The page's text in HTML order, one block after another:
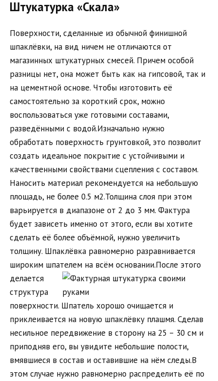
Штукатурка «Скала»
Поверхности, сделанные из обычной финишной
шпаклёвки, на вид ничем не отличаются от
магазинных штукатурных смесей. Причем особой
разницы нет, она может быть как на гипсовой, так и
на цементной основе. Чтобы изготовить её
самостоятельно за короткий срок, можно
воспользоваться уже готовыми составами,
разведёнными с водой.Изначально нужно
обработать поверхность грунтовкой, это позволит
создать идеальное покрытие с устойчивыми и
качественными свойствами сцепления с составом.
Наносить материал рекомендуется на небольшую
площадь, не более 0.5 м2.Толщина слоя при этом
варьируется в диапазоне от 2 до 3 мм. Фактура
будет зависеть именно от этого, если вы хотите
сделать её более объёмной, нужно увеличить
толщину. Шпаклёвка равномерно разравнивается
широким шпателем на всём основании.После этого
делается
структура
поверхности. Шпатель хорошо очищается и
приклеивается на новую шпаклёвку плашмя. Сделав
несильное передвижение в сторону на 25 – 30 см и
приподняв его, вы увидите небольшие полости,
вмявшиеся в состав и оставившие на нём следы.В
этом случае нужно равномерно распределить её по